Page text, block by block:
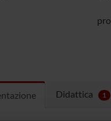
Didattica 1